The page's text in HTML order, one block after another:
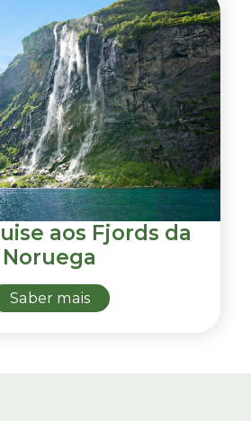
aos Fjords da
Noruega
Saber mais